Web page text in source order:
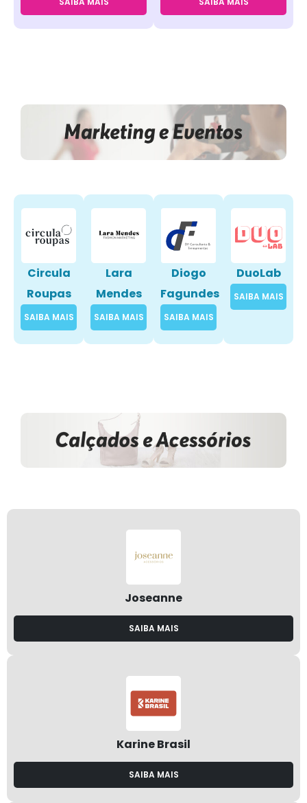
Circula
Roupas
SAIBA MAIS
Lara
Mendes
SAIBA MAIS
Diogo
Fagundes
SAIBA MAIS
DuoLab
SAIBA MAIS
Joseanne
SAIBA MAIS
Karine Brasil
SAIBA MAIS